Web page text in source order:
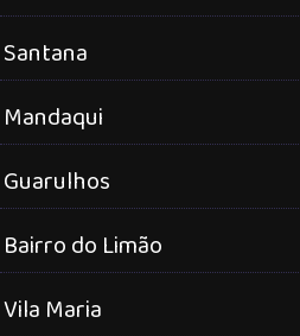
Santana
Mandaqui
Guarulhos
Bairro do Limão
Vila Maria